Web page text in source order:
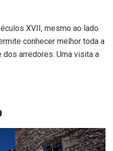
XVII, mesmo ao lado
conhecer melhor toda a
dos arredores. Uma visita a